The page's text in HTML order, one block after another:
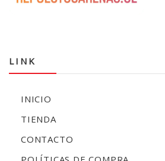
LINK
INICIO
TIENDA
CONTACTO